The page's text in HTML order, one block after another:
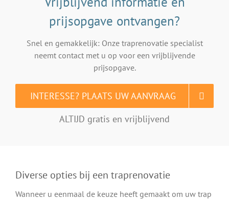
prijsopgave ontvangen?
Snel en gemakkelijk: Onze traprenovatie specialist
neemt contact met u op voor een vrijblijvende
prijsopgave.
INTERESSE? PLAATS UW AANVRAAG
ALTIJD gratis en vrijblijvend
Diverse opties bij een traprenovatie
Wanneer u eenmaal de keuze heeft gemaakt om uw trap